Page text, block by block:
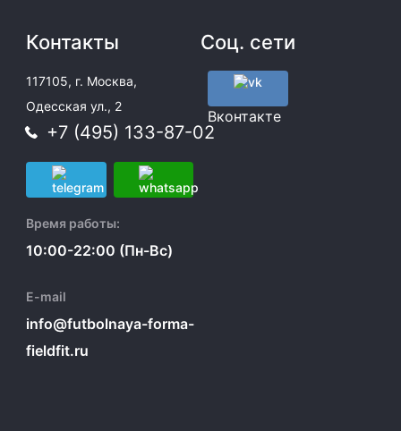
Контакты
117105, г. Москва,
Одесская ул., 2
+7 (495) 133-87-02
Время работы:
10:00-22:00 (Пн-Вс)
E-mail
info@futbolnaya-forma-
fieldfit.ru
Соц. сети
Вконтакте